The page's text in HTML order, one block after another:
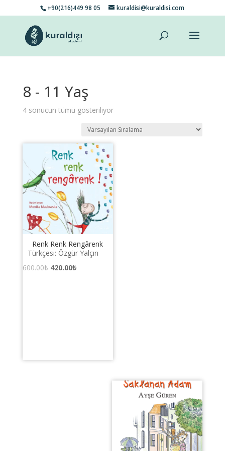
+90(216)449 98 05 kuraldisi@kuraldisi.com
8 - 11 Yaş
4 sonucun tümü gösteriliyor
Renk Renk Rengârenk
Türkçesi: Özgür Yalçın
600.00₺ Orijinal
420.00₺Şu